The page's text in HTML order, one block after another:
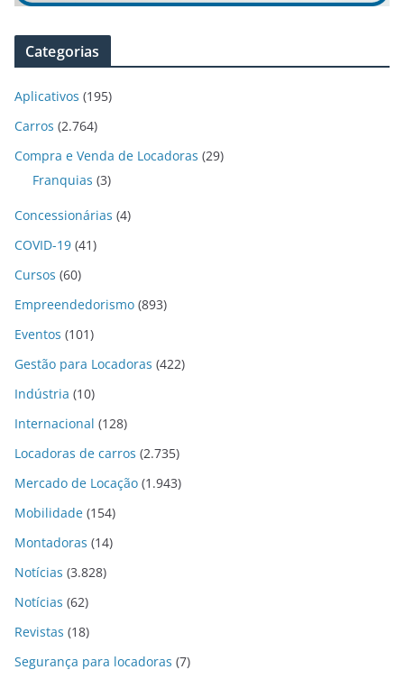
Categorias
Aplicativos (195)
Carros (2.764)
Compra e Venda de Locadoras (29)
Franquias (3)
Concessionárias (4)
COVID-19 (41)
Cursos (60)
Empreendedorismo (893)
Eventos (101)
Gestão para Locadoras (422)
Indústria (10)
Internacional (128)
Locadoras de carros (2.735)
Mercado de Locação (1.943)
Mobilidade (154)
Montadoras (14)
Notícias (3.828)
Notícias (62)
Revistas (18)
Segurança para locadoras (7)